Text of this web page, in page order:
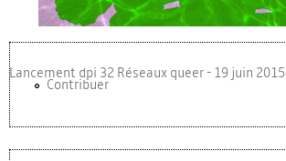
Lancement dpi 32 Réseaux queer - 19 juin 2015
Contribuer